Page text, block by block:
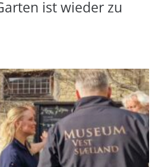
ist wieder zu